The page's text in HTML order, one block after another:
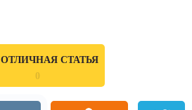
ОТЛИЧНАЯ СТАТЬЯ
0